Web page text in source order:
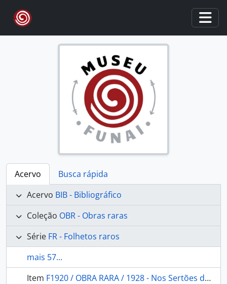
Skip to main content
Acervo
Busca rápida
Acervo BIB - Bibliográfico
Coleção OBR - Obras raras
Série FR - Folhetos raros
mais 57...
Item F1920 / OBRA RARA / 1928 - Nos Sertões do Gurupy